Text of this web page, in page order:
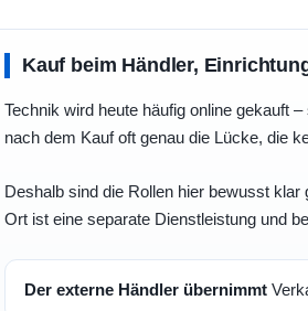
Kauf beim Händler,
Technik wird heute häufig online gekauft
nach dem Kauf oft genau die Lücke, die
Deshalb sind die Rollen hier bewusst
Ort ist eine separate Dienstleistung und
Der externe Händler übernimmt